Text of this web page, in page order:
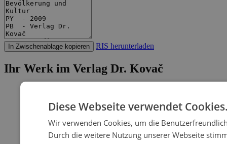
In Zwischenablage kopieren RIS herunterladen
Ihr Werk im Verlag Dr. Kovač
Diese Webseite verwendet
Wir verwenden Cookies, um die
Durch die weitere Nutzung unserer Webseite